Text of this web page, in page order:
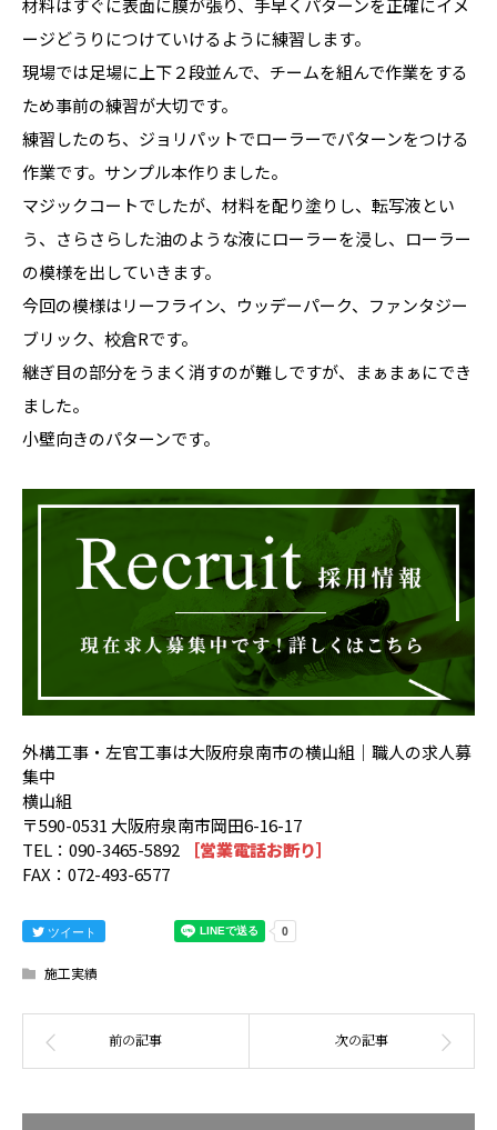
材料はすぐに表面に膜が張り、手早くパターンを正確にイメ
ージどうりにつけていけるように練習します。
現場では足場に上下２段並んで、チームを組んで作業をする
ため事前の練習が大切です。
練習したのち、ジョリパットでローラーでパターンをつける
作業です。サンプル本作りました。
マジックコートでしたが、材料を配り塗りし、転写液とい
う、さらさらした油のような液にローラーを浸し、ローラー
の模様を出していきます。
今回の模様はリーフライン、ウッデーパーク、ファンタジー
ブリック、校倉Rです。
継ぎ目の部分をうまく消すのが難しですが、まぁまぁにでき
ました。
小壁向きのパターンです。
外構工事・左官工事は大阪府泉南市の横山組｜職人の求人募
集中
横山組
〒590-0531 大阪府泉南市岡田6-16-17
TEL：090-3465-5892
［営業電話お断り］
FAX：072-493-6577
ツイート
施工実績